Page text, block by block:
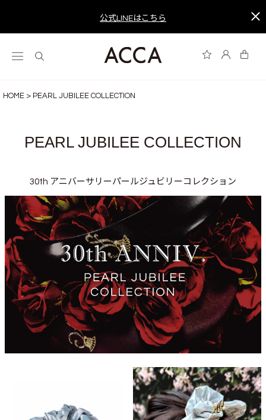
公式LINEはこちら
HOME PEARL JUBILEE COLLECTION
PEARL JUBILEE COLLECTION
30th アニバーサリーパールジュビリーコレクション